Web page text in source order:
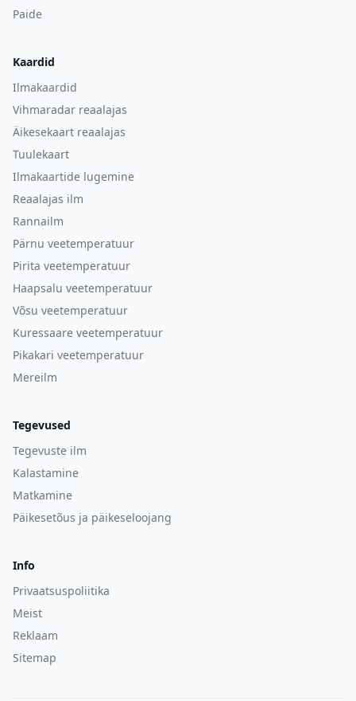
Paide
Kaardid
Ilmakaardid
Vihmaradar reaalajas
Äikesekaart reaalajas
Tuulekaart
Ilmakaartide lugemine
Reaalajas ilm
Rannailm
Pärnu veetemperatuur
Pirita veetemperatuur
Haapsalu veetemperatuur
Võsu veetemperatuur
Kuressaare veetemperatuur
Pikakari veetemperatuur
Mereilm
Tegevused
Tegevuste ilm
Kalastamine
Matkamine
Päikesetõus ja päikeseloojang
Info
Privaatsuspoliitika
Meist
Reklaam
Sitemap